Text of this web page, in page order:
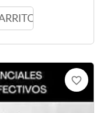
favorite_border